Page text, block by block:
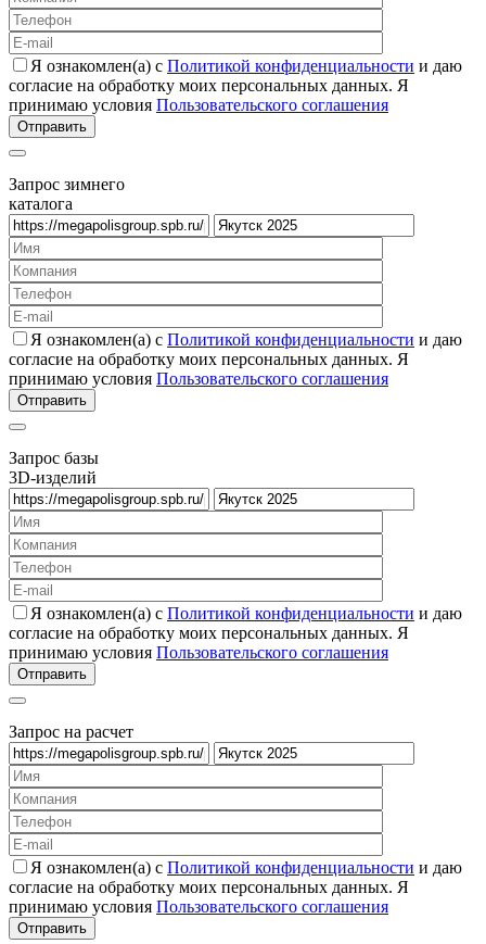
Я ознакомлен(а) с Политикой конфиденциальности и даю
согласие на обработку моих персональных данных. Я
принимаю условия Пользовательского соглашения
Запрос зимнего
каталога
Я ознакомлен(а) с Политикой конфиденциальности и даю
согласие на обработку моих персональных данных. Я
принимаю условия Пользовательского соглашения
Запрос базы
3D-изделий
Я ознакомлен(а) с Политикой конфиденциальности и даю
согласие на обработку моих персональных данных. Я
принимаю условия Пользовательского соглашения
Запрос на расчет
Я ознакомлен(а) с Политикой конфиденциальности и даю
согласие на обработку моих персональных данных. Я
принимаю условия Пользовательского соглашения